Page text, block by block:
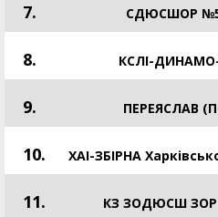
7. СДЮСШОР №5
8. КСЛІ-
9. ПЕРЕЯСЛАВ
10. ХАІ-ЗБІРНА
11. КЗ ЗОДЮСШ ЗОР